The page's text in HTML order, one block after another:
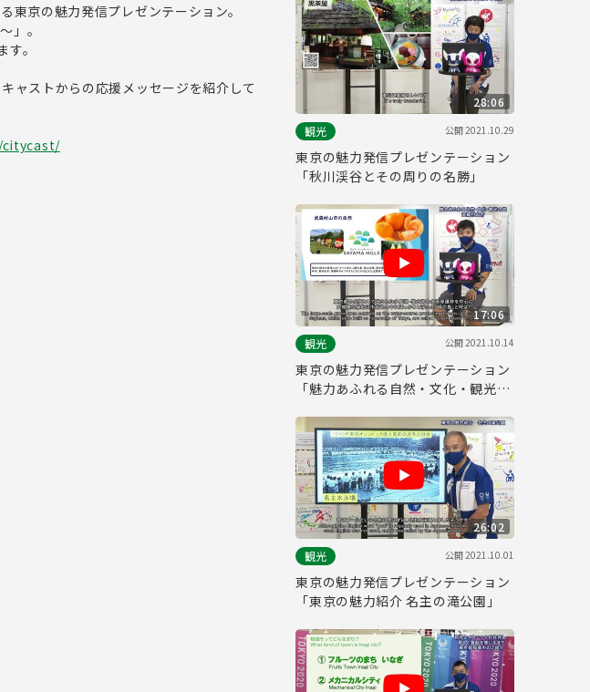
京の魅力発信プレゼンテーション。
」。
。
ャストからの応援メッセージを紹介して
citycast/
28:06
観光
公開2021.10.29
東京の魅力発信プレゼンテーション
「秋川渓谷とその周りの名勝」
17:06
観光
公開2021.10.14
東京の魅力発信プレゼンテーション
「魅力あふれる自然・文化・観光の
26:02
観光
公開2021.10.01
東京の魅力発信プレゼンテーション
「東京の魅力紹介 名主の滝公園」